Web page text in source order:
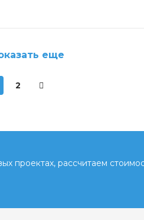
еще
2
проектах, рассчитаем